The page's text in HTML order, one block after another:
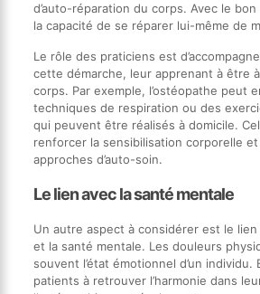
d’auto-réparation du corps. Avec le
la capacité de se réparer lui-même de
Le rôle des praticiens est
cette démarche, leur apprenant à être
corps. Par exemple, l’ostéopathe peut
techniques de respiration ou des
qui peuvent être réalisés à domicile.
renforcer la sensibilisation corporelle
approches d’auto-soin.
Le lien avec la santé mentale
Un autre aspect à considérer est le lien
et la santé mentale. Les douleurs
souvent l’état émotionnel d’un individu.
patients à retrouver l’harmonie dans